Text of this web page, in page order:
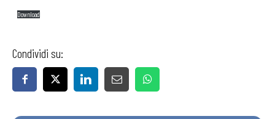
Download
Condividi su: